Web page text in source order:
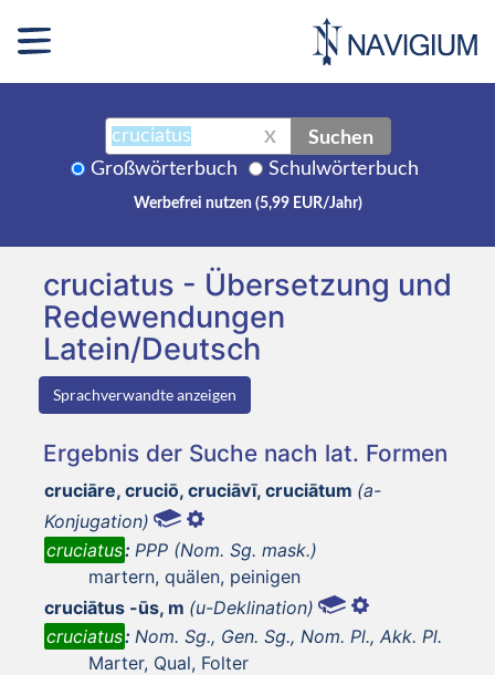
X Suchen
Großwörterbuch Schulwörterbuch
Werbefrei nutzen (5,99 EUR/Jahr)
cruciatus - Übersetzung und
Redewendungen
Latein/Deutsch
Sprachverwandte anzeigen
Ergebnis der Suche nach lat. Formen
cruciāre, cruciō, cruciāvī, cruciātum (a-
Konjugation)
cruciatus: PPP (Nom. Sg. mask.)
martern, quälen, peinigen
cruciātus -ūs, m (u-Deklination)
cruciatus: Nom. Sg., Gen. Sg., Nom. Pl., Akk. Pl.
Marter, Qual, Folter